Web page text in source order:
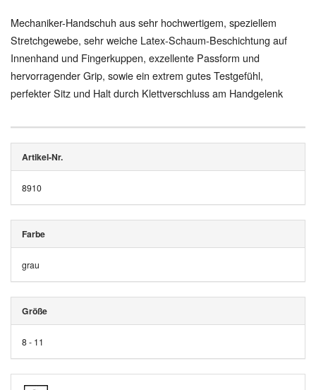
Mechaniker-Handschuh aus sehr hochwertigem, speziellem
Stretchgewebe, sehr weiche Latex-Schaum-Beschichtung auf
Innenhand und Fingerkuppen, exzellente Passform und
hervorragender Grip, sowie ein extrem gutes Testgefühl,
perfekter Sitz und Halt durch Klettverschluss am Handgelenk
Artikel-Nr.
8910
Farbe
grau
Größe
8 - 11